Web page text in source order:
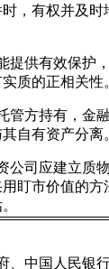
，有权并及
提供有效保护
质的正相关性
管方持有，金
自有资产分离
公司应建立质
盯市价值的方
、中国人民银